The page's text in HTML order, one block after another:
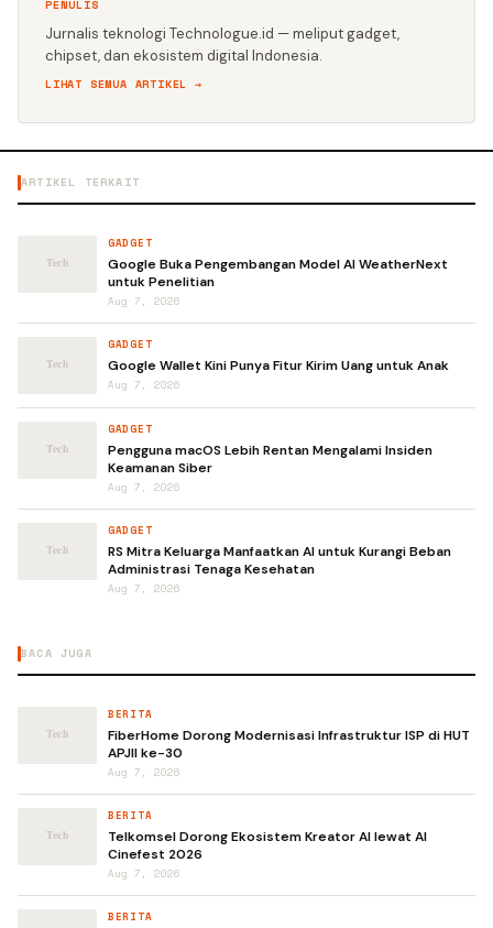
PENULIS
Jurnalis teknologi Technologue.id — meliput gadget,
chipset, dan ekosistem digital Indonesia.
LIHAT SEMUA ARTIKEL →
ARTIKEL TERKAIT
GADGET
Google Buka Pengembangan Model AI WeatherNext
untuk Penelitian
Aug 7, 2026
GADGET
Google Wallet Kini Punya Fitur Kirim Uang untuk Anak
Aug 7, 2026
GADGET
Pengguna macOS Lebih Rentan Mengalami Insiden
Keamanan Siber
Aug 7, 2026
GADGET
RS Mitra Keluarga Manfaatkan AI untuk Kurangi Beban
Administrasi Tenaga Kesehatan
Aug 7, 2026
BACA JUGA
BERITA
FiberHome Dorong Modernisasi Infrastruktur ISP di HUT
APJII ke-30
Aug 7, 2026
BERITA
Telkomsel Dorong Ekosistem Kreator AI lewat AI
Cinefest 2026
Aug 7, 2026
BERITA